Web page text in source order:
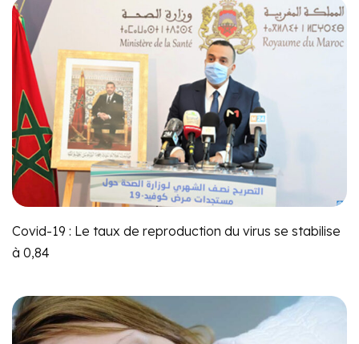
Covid-19 : Le taux de reproduction du virus se stabilise
à 0,84